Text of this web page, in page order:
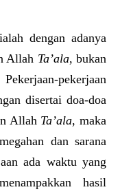
dengan adanya
Allah Ta’ala, bukan
pekerjaan
disertai doa-doa
Allah Ta’ala, maka
dan sarana
ada waktu yang
hasil